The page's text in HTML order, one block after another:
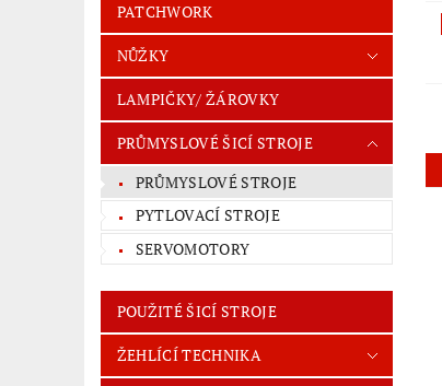
PATCHWORK
NŮŽKY
LAMPIČKY/ ŽÁROVKY
PRŮMYSLOVÉ ŠICÍ STROJE
PRŮMYSLOVÉ STROJE
PYTLOVACÍ STROJE
SERVOMOTORY
POUŽITÉ ŠICÍ STROJE
ŽEHLÍCÍ TECHNIKA